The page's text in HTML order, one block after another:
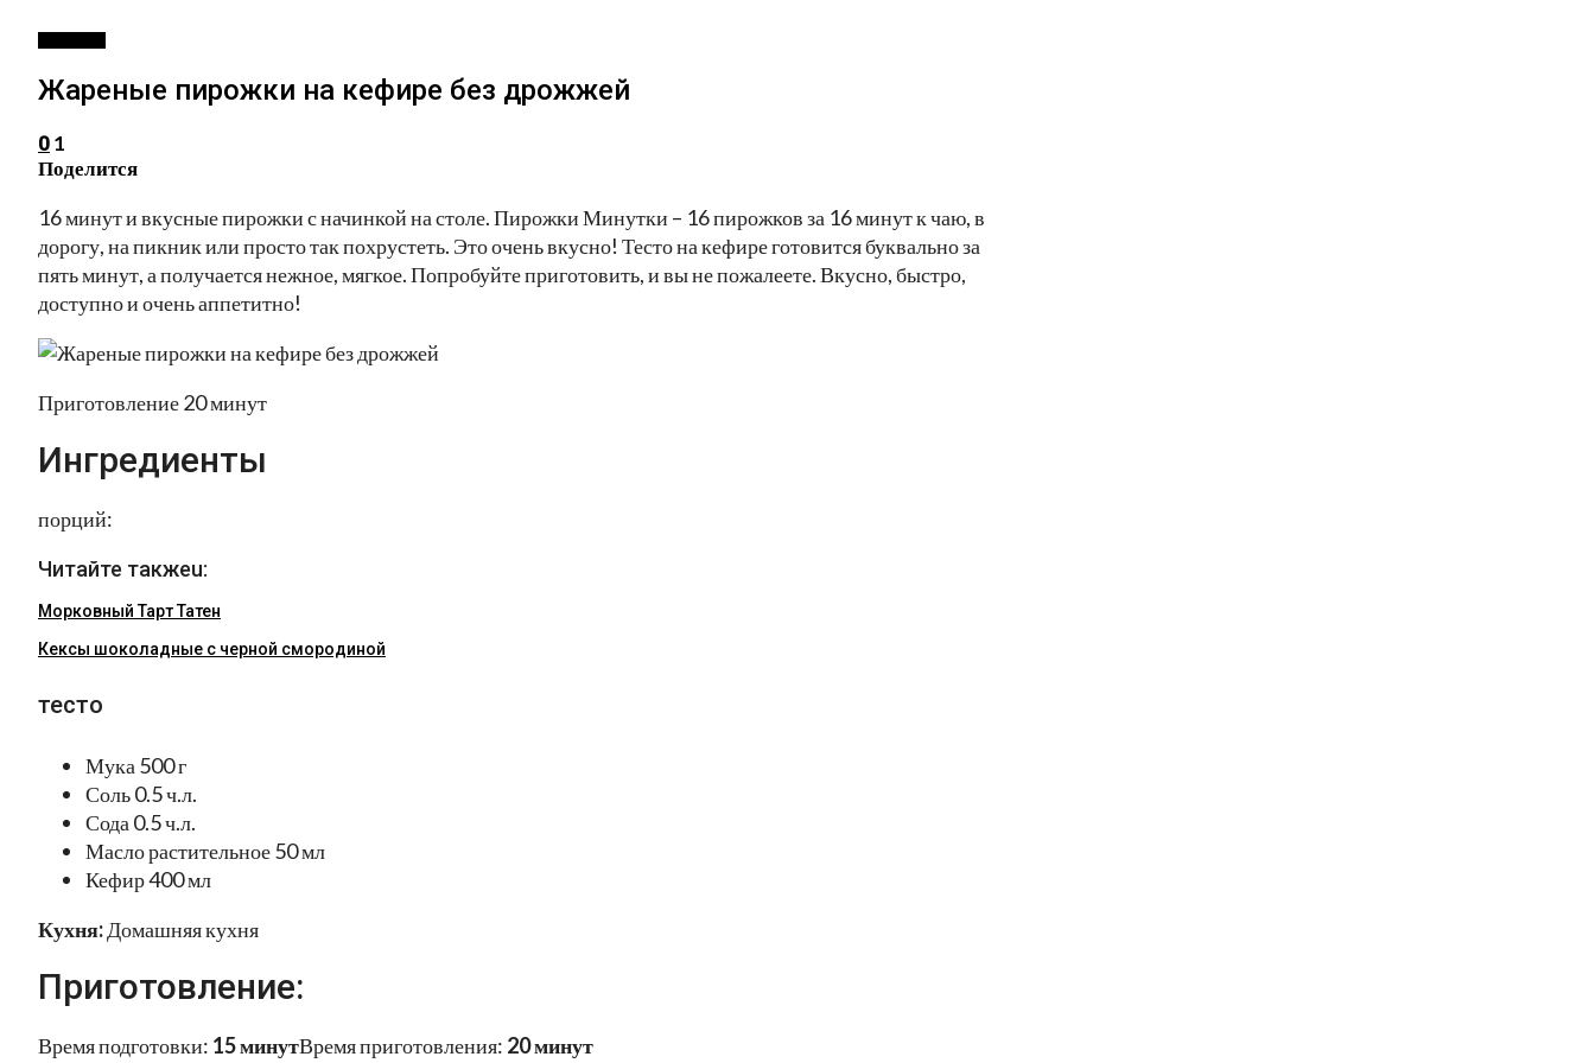
Жареные пирожки на кефире без дрожжей
0 1
Поделится
16 минут и вкусные пирожки с начинкой на столе. Пирожки Минутки – 16 пирожков за 16 минут к чаю, в
дорогу, на пикник или просто так похрустеть. Это очень вкусно! Тесто на кефире готовится буквально за
пять минут, а получается нежное, мягкое. Попробуйте приготовить, и вы не пожалеете. Вкусно, быстро,
доступно и очень аппетитно!
Приготовление 20 минут
Ингредиенты
порций:
Читайте такжеu:
Морковный Тарт Татен
Кексы шоколадные с черной смородиной
тесто
Мука 500 г
Соль 0.5 ч.л.
Сода 0.5 ч.л.
Масло растительное 50 мл
Кефир 400 мл
Кухня: Домашняя кухня
Приготовление:
Время подготовки: 15 минутВремя приготовления: 20 минут